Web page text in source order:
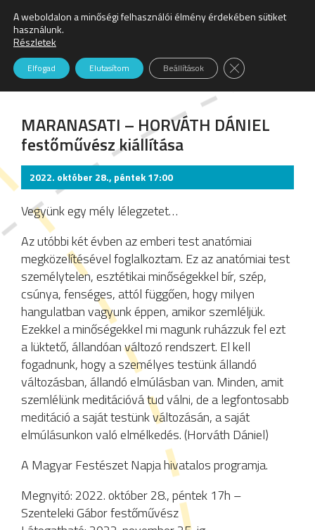
Keresés:
Trezor galéria
MARANASATI – HORVÁTH DÁNIEL
festőművész kiállítása
2022. október 28., péntek 17:00
Vegyünk egy mély lélegzetet…
Az utóbbi két évben az emberi test anatómiai
megközelítésével foglalkoztam. Ez az anatómiai test
személytelen, esztétikai minőségekkel bír, szép,
csúnya, fenséges, attól függően, hogy milyen
hangulatban vagyunk éppen, amikor szemléljük.
Ezekkel a minőségekkel mi magunk ruházzuk fel ezt
a lüktető, állandóan változó rendszert. El kell
fogadnunk, hogy a személyes testünk állandó
változásban, állandó elmúlásban van. Minden, amit
szemlélünk meditációvá tud válni, de a legfontosabb
meditáció a saját testünk változásán, a saját
elmúlásunkon való elmélkedés. (Horváth Dániel)
A Magyar Festészet Napja hivatalos programja.
Megnyitó: 2022. október 28., péntek 17h –
Szenteleki Gábor festőművész
A weboldalon a minőségi felhasználói élmény érdekében sütiket
használunk.
Részletek
Elfogad Elutasítom Beállítások Close GDPR